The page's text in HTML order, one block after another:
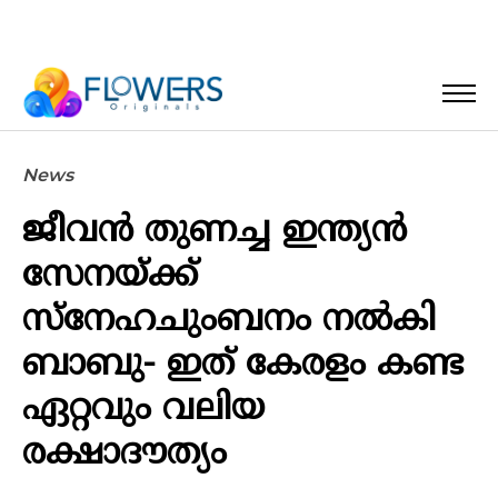
News
ജീവൻ തുണച്ച ഇന്ത്യൻ
സേനയ്ക്ക്
സ്നേഹചുംബനം നൽകി
ബാബു- ഇത് കേരളം കണ്ട
ഏറ്റവും വലിയ
രക്ഷാദൗത്യം